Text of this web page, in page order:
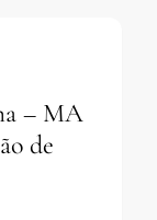
– MA
de